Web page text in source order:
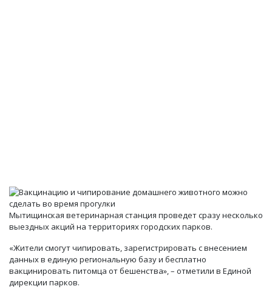
Мытищинская ветеринарная станция проведет сразу несколько
выездных акций на территориях городских парков.
«Жители смогут чипировать, зарегистрировать с внесением
данных в единую региональную базу и бесплатно
вакцинировать питомца от бешенства», – отметили в Единой
дирекции парков.